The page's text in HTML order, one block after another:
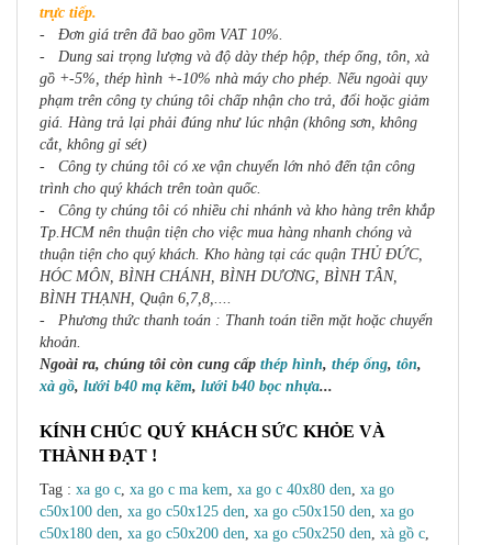
trực tiếp.
- Đơn giá trên đã bao gồm VAT 10%.
- Dung sai trọng lượng và độ dày thép hộp, thép ống, tôn, xà
gồ +-5%, thép hình +-10% nhà máy cho phép. Nếu ngoài quy
phạm trên công ty chúng tôi chấp nhận cho trả, đổi hoặc giảm
giá. Hàng trả lại phải đúng như lúc nhận (không sơn, không
cắt, không gỉ sét)
- Công ty chúng tôi có xe vận chuyển lớn nhỏ đến tận công
trình cho quý khách trên toàn quốc.
- Công ty chúng tôi có nhiều chi nhánh và kho hàng trên khắp
Tp.HCM nên thuận tiện cho việc mua hàng nhanh chóng và
thuận tiện cho quý khách. Kho hàng tại các quận THỦ ĐỨC,
HÓC MÔN, BÌNH CHÁNH, BÌNH DƯƠNG, BÌNH TÂN,
BÌNH THẠNH, Quận 6,7,8,....
- Phương thức thanh toán : Thanh toán tiền mặt hoặc chuyển
khoản.
Ngoài ra, chúng tôi còn cung cấp thép hình, thép ống, tôn,
xà gồ, lưới b40 mạ kẽm, lưới b40 bọc nhựa...
KÍNH CHÚC QUÝ KHÁCH SỨC KHỎE VÀ
THÀNH ĐẠT !
Tag : xa go c xa go c ma kem xa go c 40x80 den xa go
c50x100 den xa go c50x125 den xa go c50x150 den xa go
c50x180 den xa go c50x200 den xa go c50x250 den xà gồ c